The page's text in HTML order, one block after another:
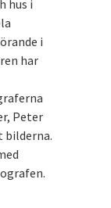
hus i
i
har
Peter
bilderna.